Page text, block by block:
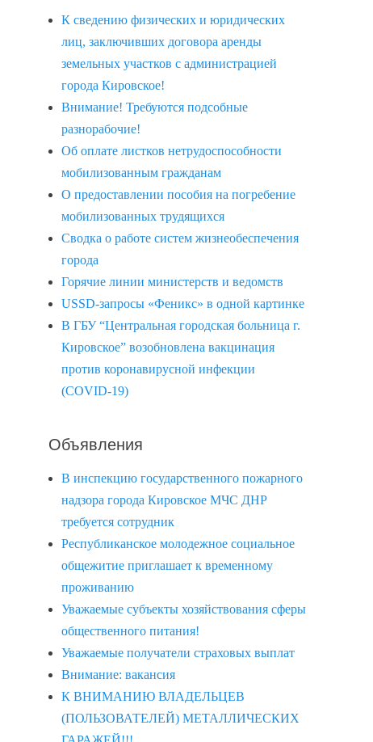
К сведению физических и юридических
лиц, заключивших договора аренды
земельных участков с администрацией
города Кировское!
Внимание! Требуются подсобные
разнорабочие!
Об оплате листков нетрудоспособности
мобилизованным гражданам
О предоставлении пособия на погребение
мобилизованных трудящихся
Сводка о работе систем жизнеобеспечения
города
Горячие линии министерств и ведомств
USSD-запросы «Феникс» в одной картинке
В ГБУ “Центральная городская больница г.
Кировское” возобновлена вакцинация
против коронавирусной инфекции
(COVID-19)
Объявления
В инспекцию государственного пожарного
надзора города Кировское МЧС ДНР
требуется сотрудник
Республиканское молодежное социальное
общежитие приглашает к временному
проживанию
Уважаемые субъекты хозяйствования сферы
общественного питания!
Уважаемые получатели страховых выплат
Внимание: вакансия
К ВНИМАНИЮ ВЛАДЕЛЬЦЕВ
(ПОЛЬЗОВАТЕЛЕЙ) МЕТАЛЛИЧЕСКИХ